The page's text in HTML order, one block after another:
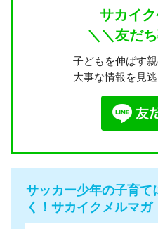
サカイ
＼＼友だ
子どもを伸ばす
大事な情報を見
サッカー少年の子育て
く！サカイクメルマガ